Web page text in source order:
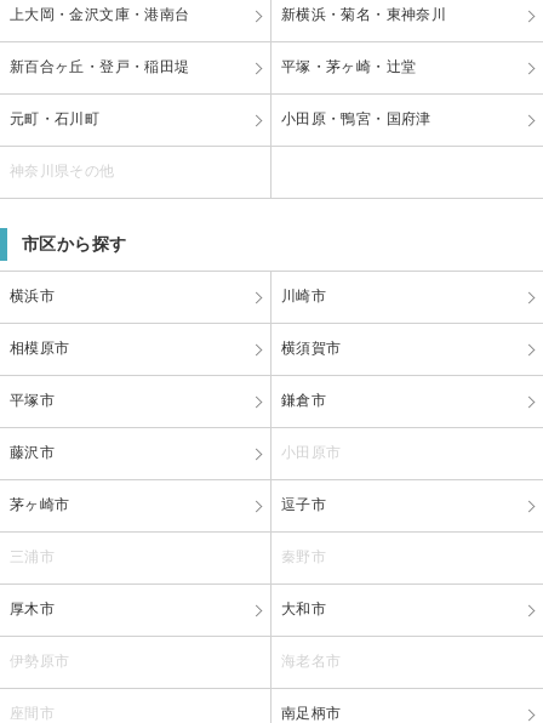
上大岡・金沢文庫・港南台 新横浜・菊名・東神奈川
新百合ヶ丘・登戸・稲田堤 平塚・茅ヶ崎・辻堂
元町・石川町 小田原・鴨宮・国府津
神奈川県その他
市区から探す
横浜市 川崎市
相模原市 横須賀市
平塚市 鎌倉市
藤沢市 小田原市
茅ヶ崎市 逗子市
三浦市 秦野市
厚木市 大和市
伊勢原市 海老名市
座間市 南足柄市